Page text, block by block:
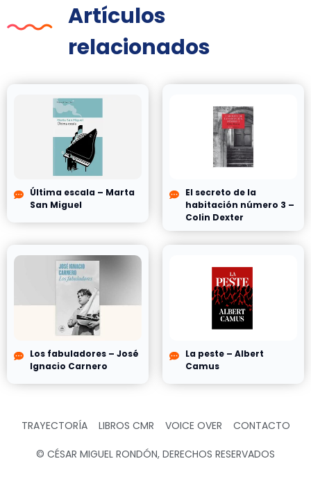
Artículos
relacionados
Última escala – Marta
San Miguel
El secreto de la
habitación número 3 –
Colin Dexter
Los fabuladores – José
Ignacio Carnero
La peste – Albert
Camus
TRAYECTORÍA LIBROS CMR VOICE OVER CONTACTO
© CÉSAR MIGUEL RONDÓN, DERECHOS RESERVADOS